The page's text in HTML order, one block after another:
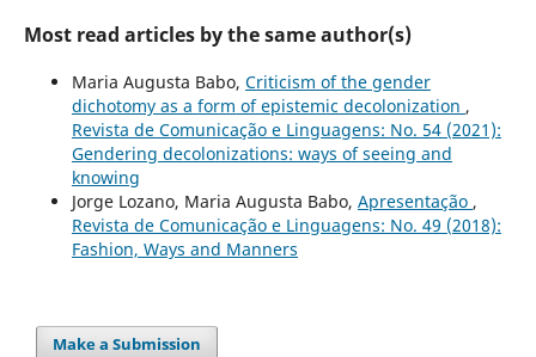
Most read articles by the same author(s)
Maria Augusta Babo, Criticism of the gender
dichotomy as a form of epistemic decolonization ,
Revista de Comunicação e Linguagens: No. 54 (2021):
Gendering decolonizations: ways of seeing and
knowing
Jorge Lozano, Maria Augusta Babo, Apresentação ,
Revista de Comunicação e Linguagens: No. 49 (2018):
Fashion, Ways and Manners
Make a Submission